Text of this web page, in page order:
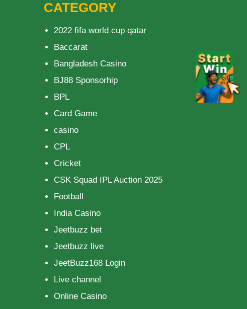
CATEGORY
2022 fifa world cup qatar
Baccarat
Bangladesh Casino
BJ88 Sponsorhip
BPL
Card Game
casino
CPL
Cricket
CSK Squad IPL Auction 2025
Football
India Casino
Jeetbuzz bet
Jeetbuzz live
JeetBuzz168 Login
Live channel
Online Casino